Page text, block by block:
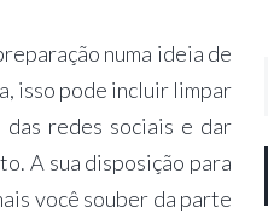
numa ideia de
isso pode incluir limpar
das redes sociais e dar
A sua disposição para
você souber da parte